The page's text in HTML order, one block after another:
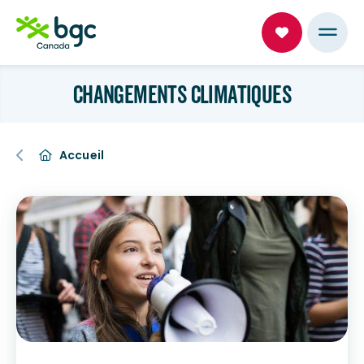
CHANGEMENTS CLIMATIQUES
Accueil